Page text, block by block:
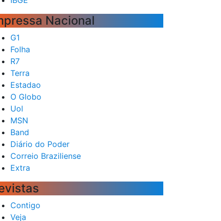
Nacional
G1
Folha
R7
Terra
Estadao
O Globo
Uol
MSN
Band
Diário do Poder
Correio Braziliense
Extra
Contigo
Veja